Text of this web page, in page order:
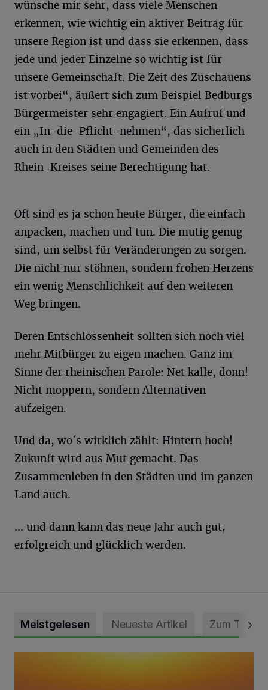
wünsche mir sehr, dass viele Menschen
erkennen, wie wichtig ein aktiver Beitrag für
unsere Region ist und dass sie erkennen, dass
jede und jeder Einzelne so wichtig ist für
unsere Gemeinschaft. Die Zeit des Zuschauens
ist vorbei“, äußert sich zum Beispiel Bedburgs
Bürgermeister sehr engagiert. Ein Aufruf und
ein „In-die-Pflicht-nehmen“, das sicherlich
auch in den Städten und Gemeinden des
Rhein-Kreises seine Berechtigung hat.
Oft sind es ja schon heute Bürger, die einfach
anpacken, machen und tun. Die mutig genug
sind, um selbst für Veränderungen zu sorgen.
Die nicht nur stöhnen, sondern frohen Herzens
ein wenig Menschlichkeit auf den weiteren
Weg bringen.
Deren Entschlossenheit sollten sich noch viel
mehr Mitbürger zu eigen machen. Ganz im
Sinne der rheinischen Parole: Net kalle, donn!
Nicht moppern, sondern Alternativen
aufzeigen.
Und da, wo´s wirklich zählt: Hintern hoch!
Zukunft wird aus Mut gemacht. Das
Zusammenleben in den Städten und im ganzen
Land auch.
... und dann kann das neue Jahr auch gut,
erfolgreich und glücklich werden.
Meistgelesen Neueste Artikel Zum Thema
Die schönsten Sommermomente gesucht